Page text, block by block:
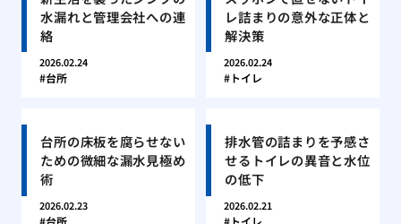
水漏れと管理会社への連
絡
2026.02.24
台所
レ詰まりの意外な正体と
解決策
2026.02.24
トイレ
台所の床板を腐らせない
ための微細な漏水見極め
術
2026.02.23
排水管の詰まりを予感さ
せるトイレの異音と水位
の低下
2026.02.21